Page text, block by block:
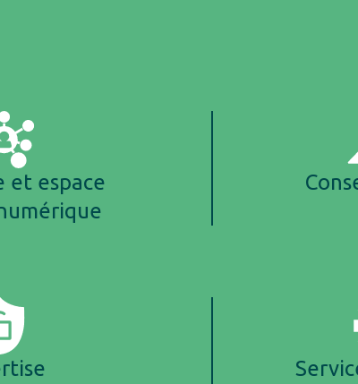
et espace